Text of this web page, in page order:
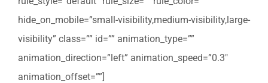
hide_on_mobile=”small-visibility,medium-visibility,large-
visibility” class=”” id=”” animation_type=””
animation_direction=”left” animation_speed=”0.3″
animation_offset=””]